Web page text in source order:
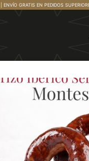
ENVÍO GRATIS EN PEDIDOS